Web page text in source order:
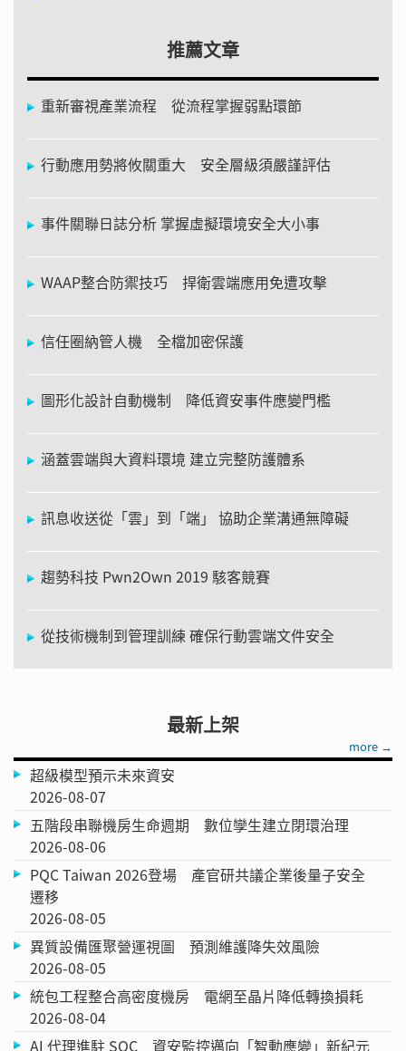
推薦文章
重新審視產業流程 從流程掌握弱點環節
行動應用勢將攸關重大 安全層級須嚴謹評估
事件關聯日誌分析 掌握虛擬環境安全大小事
WAAP整合防禦技巧 捍衛雲端應用免遭攻擊
信任圈納管人機 全檔加密保護
圖形化設計自動機制 降低資安事件應變門檻
涵蓋雲端與大資料環境 建立完整防護體系
訊息收送從「雲」到「端」 協助企業溝通無障礙
趨勢科技 Pwn2Own 2019 駭客競賽
從技術機制到管理訓練 確保行動雲端文件安全
最新上架
more →
超級模型預示未來資安
2026-08-07
五階段串聯機房生命週期 數位孿生建立閉環治理
2026-08-06
PQC Taiwan 2026登場 產官研共議企業後量子安全
遷移
2026-08-05
異質設備匯聚營運視圖 預測維護降失效風險
2026-08-05
統包工程整合高密度機房 電網至晶片降低轉換損耗
2026-08-04
AI 代理進駐 SOC 資安監控邁向「智動應變」新紀元